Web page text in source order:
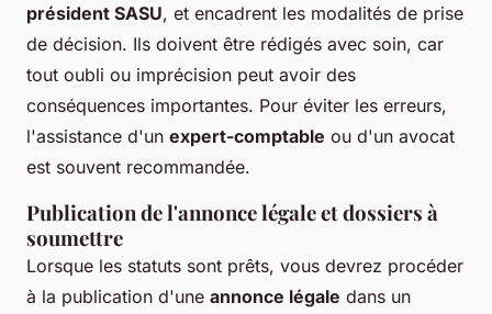
président SASU, et encadrent les modalités de prise
de décision. Ils doivent être rédigés avec soin, car
tout oubli ou imprécision peut avoir des
conséquences importantes. Pour éviter les erreurs,
l'assistance d'un expert-comptable ou d'un avocat
est souvent recommandée.
Publication de l'annonce légale et dossiers à
soumettre
Lorsque les statuts sont prêts, vous devrez procéder
à la publication d'une annonce légale dans un